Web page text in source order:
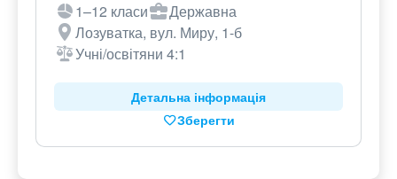
1–12 класи
Державна
Лозуватка, вул. Миру, 1-б
Учні/освітяни 4:1
Детальна інформація
Зберегти